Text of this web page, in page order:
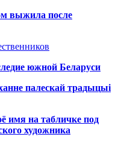
выжила после
южной Беларуси
палескай традыцыі
имя на табличке под
художника